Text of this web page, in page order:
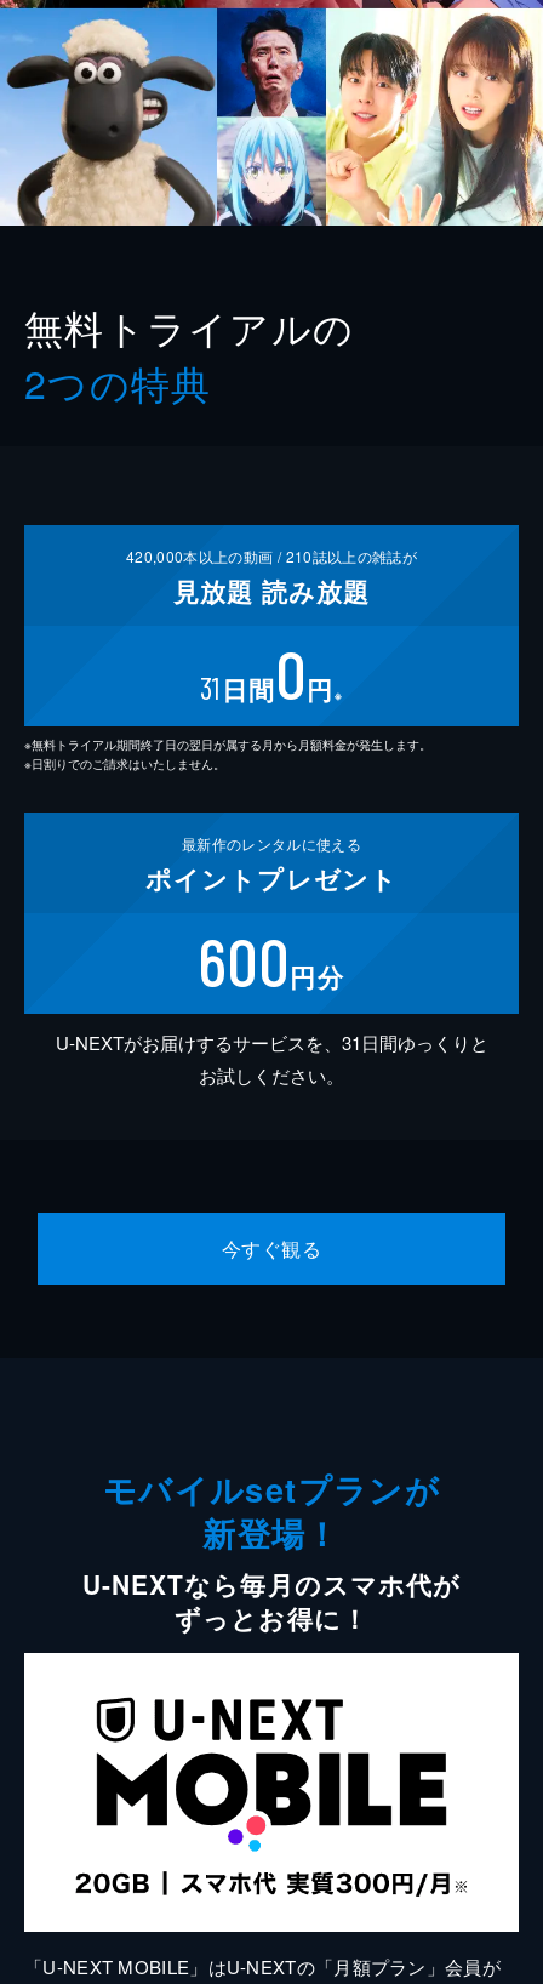
無料トライアルの
2つの特典
420,000本以上の動画 /210誌以上の雑誌が
見放題 読み放題
31 日間0円 ※
※無料トライアル期間終了日の翌日が属する月から月額料金が発生します。
※日割りでのご請求はいたしません。
最新作のレンタルに使える
ポイント プレゼント
600円分
U-NEXTがお届けするサービスを、31日間ゆっくりと
お試しください。
今すぐ観る
モバイルsetプランが
新登場！
U-NEXTなら毎月のスマホ代が
ずっとお得に！
「U-NEXT MOBILE」はU-NEXTの「月額プラン」会員が